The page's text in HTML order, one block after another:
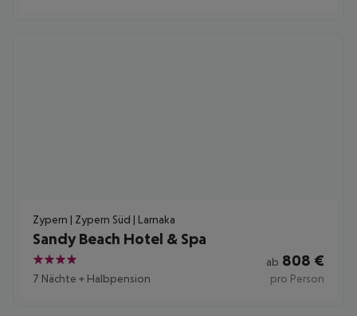
Zypern | Zypern Süd | Larnaka
Sandy Beach Hotel & Spa
4
7 Nächte + Halbpension
ab 808 €
pro Person